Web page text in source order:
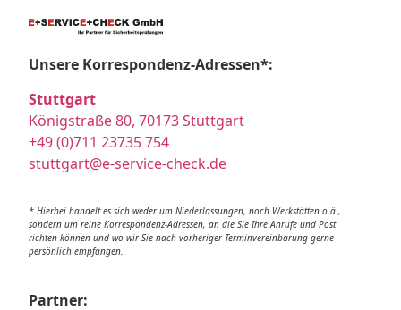
Unsere Korrespondenz-Adressen*:
Stuttgart
Königstraße 80, 70173 Stuttgart
+49 (0)711 23735 754
stuttgart@e-service-check.de
* Hierbei handelt es sich weder um Niederlassungen, noch Werkstätten o.ä.,
sondern um reine Korrespondenz-Adressen, an die Sie Ihre Anrufe und Post
richten können und wo wir Sie nach vorheriger Terminvereinbarung gerne
persönlich empfangen.
Partner: